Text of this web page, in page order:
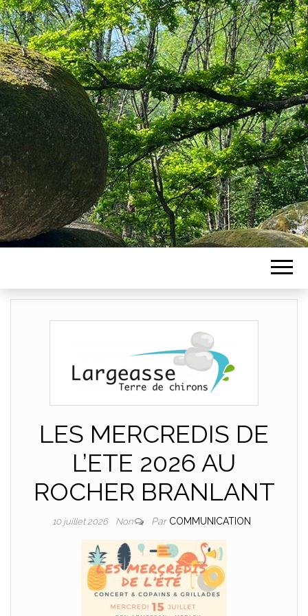
LES MERCREDIS DE
L’ETE 2026 AU
ROCHER BRANLANT
10 juillet 2026 Non Par COMMUNICATION